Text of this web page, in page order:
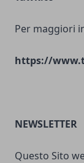
Per maggiori
https://
NEWSLETTER
Questo Sito